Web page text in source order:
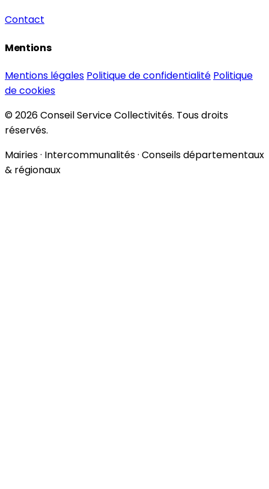
Contact
Mentions
Mentions légales Politique de confidentialité Politique
de cookies
© 2026 Conseil Service Collectivités. Tous droits
réservés.
Mairies · Intercommunalités · Conseils départementaux
& régionaux